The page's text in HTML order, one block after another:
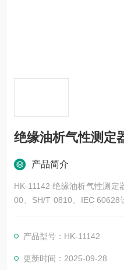
绝缘油析气性测定
产品简介
HK-11142 绝缘油析气性测定
00、SH/T 0810、IEC 60628
油在受到强度足以引起在油
油(矿物油或合成油)。是目前
产品型号：HK-11142
更新时间：2025-09-28